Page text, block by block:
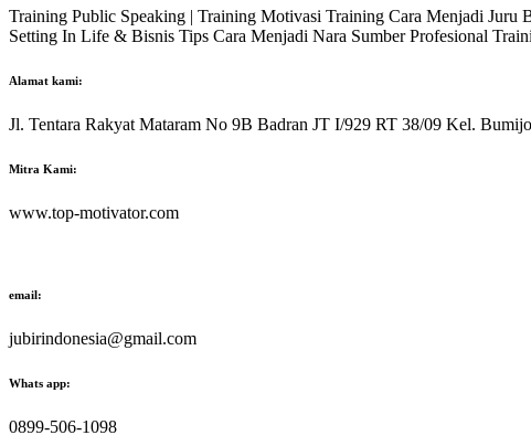
Training Public Speaking | Training Motivasi Training Cara Menjadi Juru
Setting In Life & Bisnis Tips Cara Menjadi Nara Sumber Profesional
Alamat kami:
Jl. Tentara Rakyat Mataram No 9B Badran JT I/929 RT 38/09 Kel.
Mitra Kami:
www.top-motivator.com
email:
jubirindonesia@gmail.com
Whats app:
0899-506-1098